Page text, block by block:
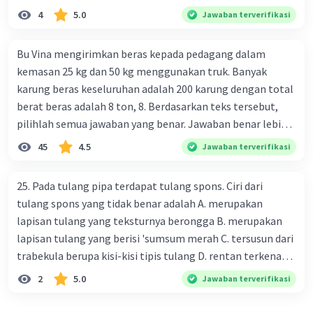
4 5.0 Jawaban terverifikasi
Bu Vina mengirimkan beras kepada pedagang dalam
kemasan 25 kg dan 50 kg menggunakan truk. Banyak
karung beras keseluruhan adalah 200 karung dengan total
berat beras adalah 8 ton, 8. Berdasarkan teks tersebut,
pilihlah semua jawaban yang benar. Jawaban benar lebih
dari satu. Banyak karung beras kemasan 25 kg adalah 50
buah. Banyak karung beras kemasan 50 kg adalah 150
ton. Perbandingan berat beras kemasan 25 kg dan 50 kg
dalam truk adalah 1: 3. 9. Berdasarkan teks tersebut, jika
biaya setiap beras karung kecil adalah Rp7.500 dan karung
besar Rp14.000, berapakah biaya angkut semua beras yang
harus dibayar oleh Bu Vina? A. Rp2.540.000 C. Rp2.312.000 B.
Rp2.475.000 D. Rp2.280.000
45 4.5 Jawaban terverifikasi
25. Pada tulang pipa terdapat tulang spons. Ciri dari
tulang spons yang tidak benar adalah A. merupakan
lapisan tulang yang teksturnya berongga B. merupakan
lapisan tulang yang berisi 'sumsum merah C. tersusun dari
trabekula berupa kisi-kisi tipis tulang D. rentan terkena
dampak osteoporosis setelah menopause E. mengandung
banyak kalsium fosfat dan kalsium karbonat
2 5.0 Jawaban terverifikasi